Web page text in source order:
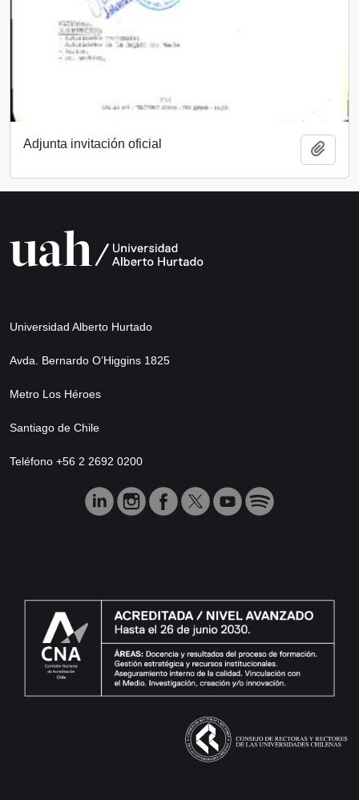
Adjunta invitación oficial
Universidad Alberto Hurtado
Avda. Bernardo O’Higgins 1825
Metro Los Héroes
Santiago de Chile
Teléfono +56 2 2692 0200